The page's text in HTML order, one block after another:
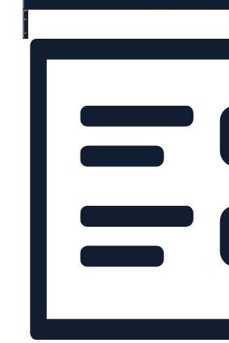
Schlüsselwort.
Veranstaltung
Ansichten-
Liste